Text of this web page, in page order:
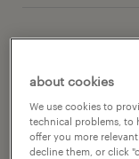
produkcja
номер
46626476
about cookies
We use cookies to
technical problems, to
offer you more
decline them, or click